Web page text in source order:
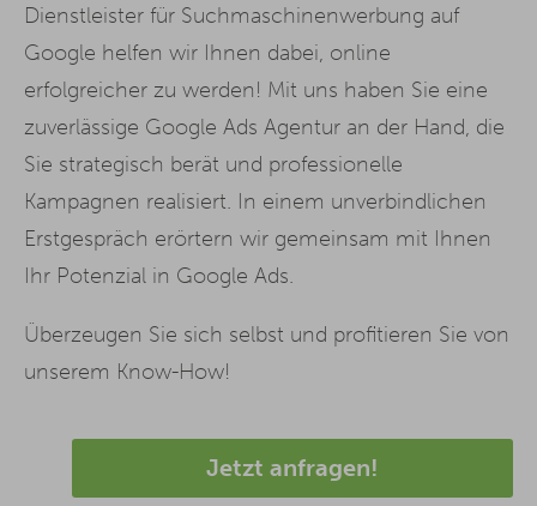
Dienstleister für Suchmaschinenwerbung auf
Google helfen wir Ihnen dabei, online
erfolgreicher zu werden! Mit uns haben Sie eine
zuverlässige Google Ads Agentur an der Hand, die
Sie strategisch berät und professionelle
Kampagnen realisiert. In einem unverbindlichen
Erstgespräch erörtern wir gemeinsam mit Ihnen
Ihr Potenzial in Google Ads.
Überzeugen Sie sich selbst und profitieren Sie von
unserem Know-How!
Jetzt anfragen!